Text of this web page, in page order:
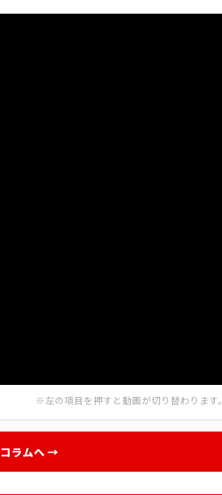
※左の項目を押すと動画が切り替わります。
コラムへ →